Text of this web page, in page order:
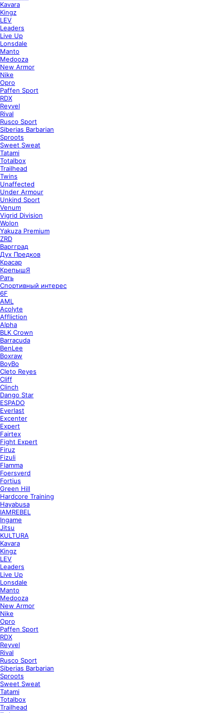
Kavara
Kingz
LEV
Leaders
Live Up
Lonsdale
Manto
Medooza
New Armor
Nike
Opro
Paffen Sport
RDX
Reyvel
Rival
Rusco Sport
Siberias Barbarian
Sproots
Sweet Sweat
Tatami
Totalbox
Trailhead
Twins
Unaffected
Under Armour
Unkind Sport
Venum
Vigrid Division
Wolon
Yakuza Premium
ZRD
Варгград
Дух Предков
Красар
КрепышЯ
Рать
Спортивный интерес
6F
AML
Acolyte
Affliction
Alpha
BLK Crown
Barracuda
BenLee
Boxraw
BoyBo
Cleto Reyes
Cliff
Clinch
Dango Star
ESPADO
Everlast
Excenter
Expert
Fairtex
Fight Expert
Firuz
Fizuli
Flamma
Foersverd
Fortius
Green Hill
Hardcore Training
Hayabusa
IAMREBEL
Ingame
Jitsu
KULTURA
Kavara
Kingz
LEV
Leaders
Live Up
Lonsdale
Manto
Medooza
New Armor
Nike
Opro
Paffen Sport
RDX
Reyvel
Rival
Rusco Sport
Siberias Barbarian
Sproots
Sweet Sweat
Tatami
Totalbox
Trailhead